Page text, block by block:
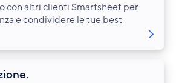
con altri clienti Smartsheet per
e condividere le tue best